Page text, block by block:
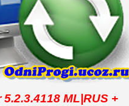
ML|RUS +